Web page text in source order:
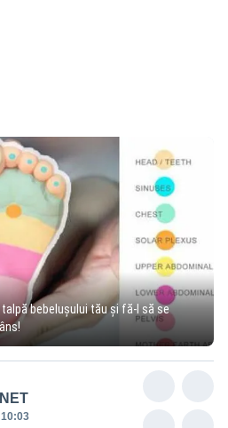
bebeluşului tău şi fă-l să se